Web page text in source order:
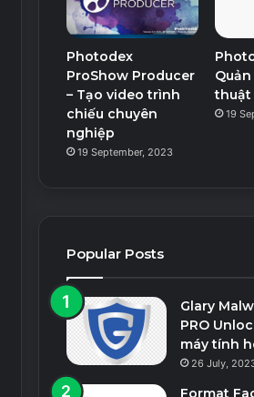
Photodex
ProShow Producer
– Tạo video trình
chiếu chuyên
nghiệp
19 September, 2023
thuật
19
Popular Posts
Glary
PRO
máy tính
26 July,
Format